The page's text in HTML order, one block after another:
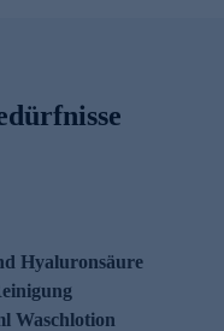
Hyaluronsäure
Waschlotion